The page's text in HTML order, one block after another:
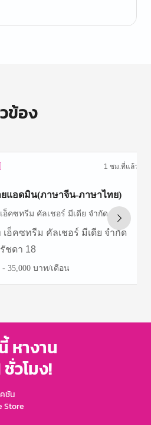
ข้อง
1 ชม.ที่แล้ว
แอดมิน(ภาษาจีน-ภาษาไทย)
อ็คซทรีม คัลเชอร์ มีเดีย จำกัด
อ็คซทรีม คัลเชอร์ มีเดีย จำกัด
ชดา 18
- 35,000 บาท/เดือน
หางาน
วโมง!
ชัน
Store